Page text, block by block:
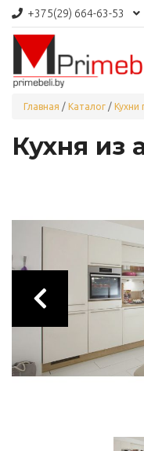
+375(29) 664-63-53
Главная / Каталог / Кухни
Кухня из